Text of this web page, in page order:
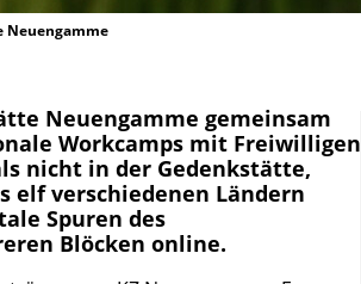
Neuengamme
Neuengamme gemeinsam
Workcamps mit Freiwilligen
nicht in der Gedenkstätte,
elf verschiedenen Ländern
Spuren des
Blöcken online.